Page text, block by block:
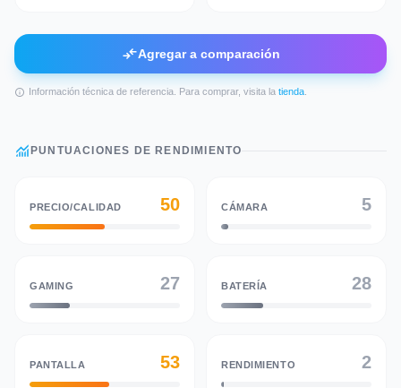
compare_arrowsAgregar a comparación
info Información técnica de referencia. Para comprar, visita la tienda
monitoring PUNTUACIONES DE RENDIMIENTO
PRECIO/CALIDAD 50 CÁMARA 5
GAMING 27 BATERÍA 28
PANTALLA 53 RENDIMIENTO 2